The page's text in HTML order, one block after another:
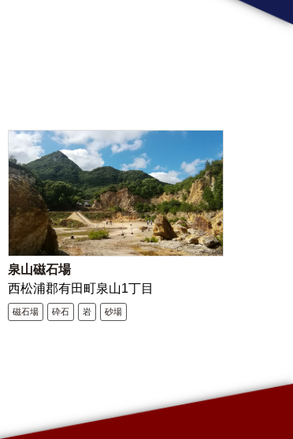
泉山磁石場
西松浦郡有田町泉山1丁目
磁石場 砕石 岩 砂場